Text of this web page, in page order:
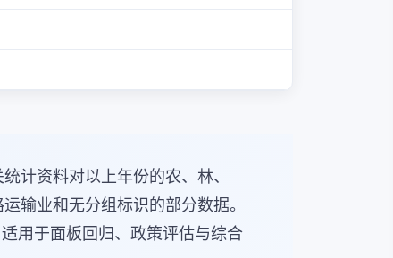
计资料对以上年份的农、林、
输业和无分组标识的部分数据。
用于面板回归、政策评估与综合